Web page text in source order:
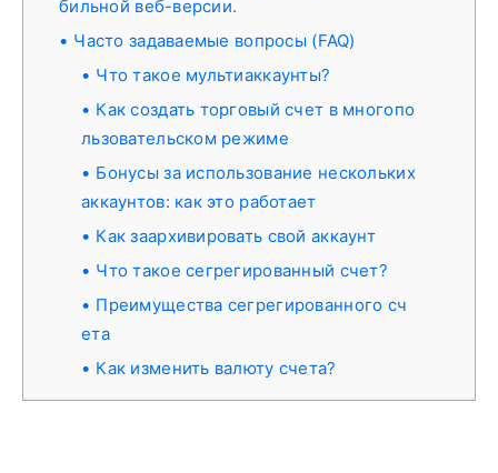
бильной веб-версии.
Часто задаваемые вопросы (FAQ)
Что такое мультиаккаунты?
Как создать торговый счет в многопо
льзовательском режиме
Бонусы за использование нескольких
аккаунтов: как это работает
Как заархивировать свой аккаунт
Что такое сегрегированный счет?
Преимущества сегрегированного сч
ета
Как изменить валюту счета?